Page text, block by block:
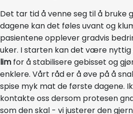
Det tar tid å venne seg til å bruke
dagene kan det føles uvant og
pasientene opplever gradvis
uker. I starten kan det være nyttig
lim for å stabilisere gebisset og
enklere. Vårt råd er å øve på å
spise myk mat de første dagene.
kontakte oss dersom protesen
som den skal - vi justerer den